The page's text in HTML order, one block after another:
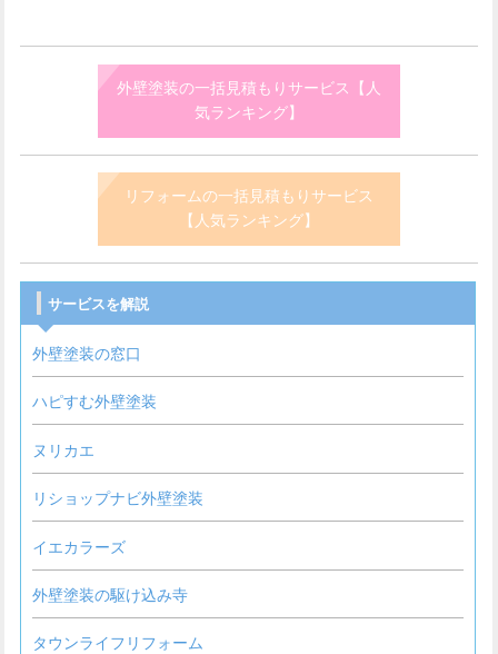
外壁塗装の一括見積もりサービス【人
気ランキング】
リフォームの一括見積もりサービス
【人気ランキング】
サービスを解説
外壁塗装の窓口
ハピすむ外壁塗装
ヌリカエ
リショップナビ外壁塗装
イエカラーズ
外壁塗装の駆け込み寺
タウンライフリフォーム